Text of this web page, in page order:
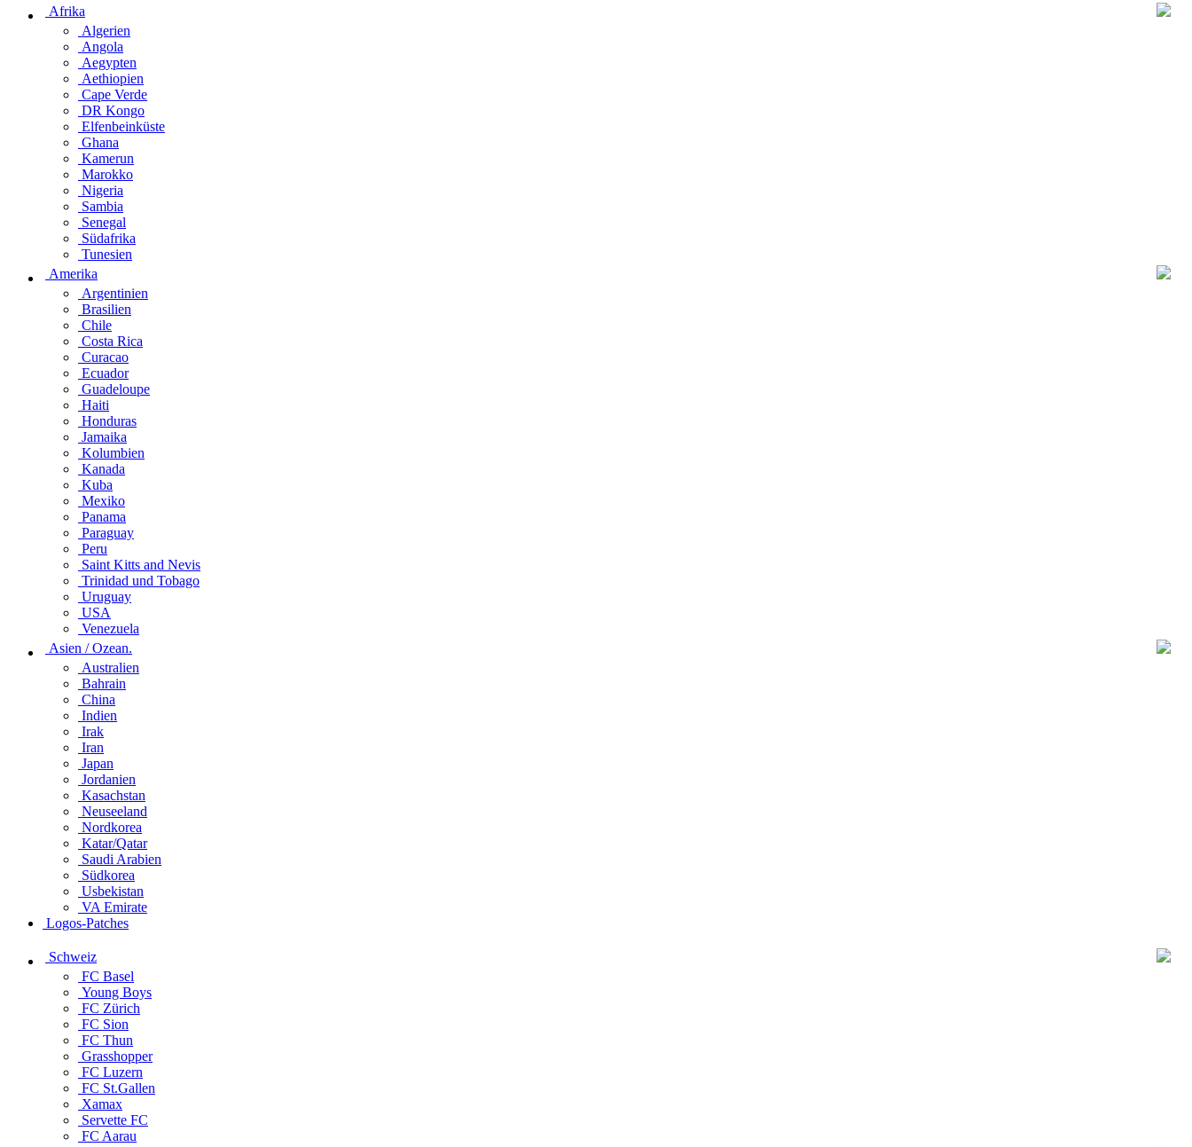
Afrika
Algerien
Angola
Aegypten
Aethiopien
Cape Verde
DR Kongo
Elfenbeinküste
Ghana
Kamerun
Marokko
Nigeria
Sambia
Senegal
Südafrika
Tunesien
Amerika
Argentinien
Brasilien
Chile
Costa Rica
Curacao
Ecuador
Guadeloupe
Haiti
Honduras
Jamaika
Kolumbien
Kanada
Kuba
Mexiko
Panama
Paraguay
Peru
Saint Kitts and Nevis
Trinidad und Tobago
Uruguay
USA
Venezuela
Asien / Ozean.
Australien
Bahrain
China
Indien
Irak
Iran
Japan
Jordanien
Kasachstan
Neuseeland
Nordkorea
Katar/Qatar
Saudi Arabien
Südkorea
Usbekistan
VA Emirate
Logos-Patches
Schweiz
FC Basel
Young Boys
FC Zürich
FC Sion
FC Thun
Grasshopper
FC Luzern
FC St.Gallen
Xamax
Servette FC
FC Aarau